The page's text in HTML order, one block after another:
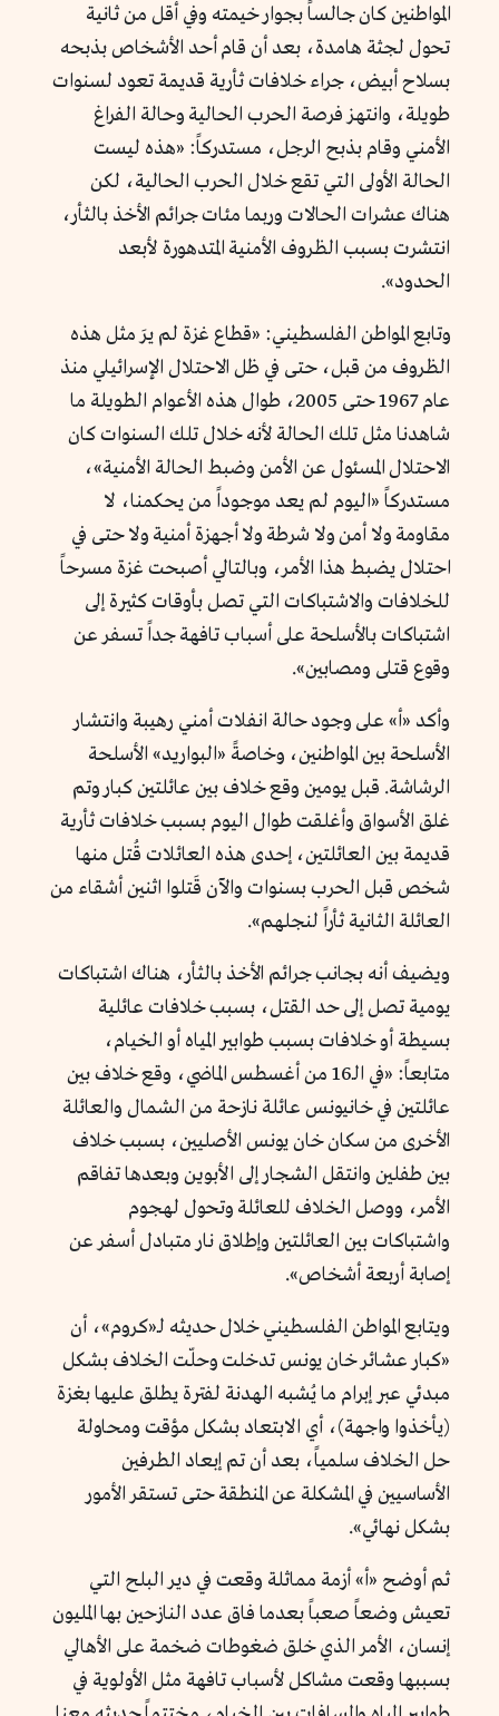
المواطنين كان جالساً بجوار خيمته وفي أقل من ثانية
تحول لجثة هامدة، بعد أن قام أحد الأشخاص بذبحه
بسلاح أبيض، جراء خلافات ثأرية قديمة تعود لسنوات
طويلة، وانتهز فرصة الحرب الحالية وحالة الفراغ
الأمني وقام بذبح الرجل، مستدركاً: «هذه ليست
الحالة الأولى التي تقع خلال الحرب الحالية، لكن
هناك عشرات الحالات وربما مئات جرائم الأخذ بالثأر،
انتشرت بسبب الظروف الأمنية المتدهورة لأبعد
الحدود».
وتابع المواطن الفلسطيني: «قطاع غزة لم يرَ مثل هذه
الظروف من قبل، حتى في ظل الاحتلال الإسرائيلي منذ
عام 1967 حتى 2005، طوال هذه الأعوام الطويلة ما
شاهدنا مثل تلك الحالة لأنه خلال تلك السنوات كان
الاحتلال المسئول عن الأمن وضبط الحالة الأمنية»،
مستدركاً «اليوم لم يعد موجوداً من يحكمنا، لا
مقاومة ولا أمن ولا شرطة ولا أجهزة أمنية ولا حتى في
احتلال يضبط هذا الأمر، وبالتالي أصبحت غزة مسرحاً
للخلافات والاشتباكات التي تصل بأوقات كثيرة إلى
اشتباكات بالأسلحة على أسباب تافهة جداً تسفر عن
وقوع قتلى ومصابين».
وأكد «أ» على وجود حالة انفلات أمني رهيبة وانتشار
الأسلحة بين المواطنين، وخاصةً «البواريد» الأسلحة
الرشاشة. قبل يومين وقع خلاف بين عائلتين كبار وتم
غلق الأسواق وأغلقت طوال اليوم بسبب خلافات ثأرية
قديمة بين العائلتين، إحدى هذه العائلات قُتل منها
شخص قبل الحرب بسنوات والآن قَتلوا اثنين أشقاء من
العائلة الثانية ثأراً لنجلهم».
ويضيف أنه بجانب جرائم الأخذ بالثأر، هناك اشتباكات
يومية تصل إلى حد القتل، بسبب خلافات عائلية
بسيطة أو خلافات بسبب طوابير المياه أو الخيام،
متابعاً: «في الـ16 من أغسطس الماضي، وقع خلاف بين
عائلتين في خانيونس عائلة نازحة من الشمال والعائلة
الأخرى من سكان خان يونس الأصليين، بسبب خلاف
بين طفلين وانتقل الشجار إلى الأبوين وبعدها تفاقم
الأمر، ووصل الخلاف للعائلة وتحول لهجوم
واشتباكات بين العائلتين وإطلاق نار متبادل أسفر عن
إصابة أربعة أشخاص».
ويتابع المواطن الفلسطيني خلال حديثه لـ«كروم»، أن
«كبار عشائر خان يونس تدخلت وحلّت الخلاف بشكل
مبدئي عبر إبرام ما يُشبه الهدنة لفترة يطلق عليها بغزة
(يأخذوا واجهة)، أي الابتعاد بشكل مؤقت ومحاولة
حل الخلاف سلمياً، بعد أن تم إبعاد الطرفين
الأساسيين في المشكلة عن المنطقة حتى تستقر الأمور
بشكل نهائي».
ثم أوضح «أ» أزمة مماثلة وقعت في دير البلح التي
تعيش وضعاً صعباً بعدما فاق عدد النازحين بها المليون
إنسان، الأمر الذي خلق ضغوطات ضخمة على الأهالي
بسببها وقعت مشاكل لأسباب تافهة مثل الأولوية في